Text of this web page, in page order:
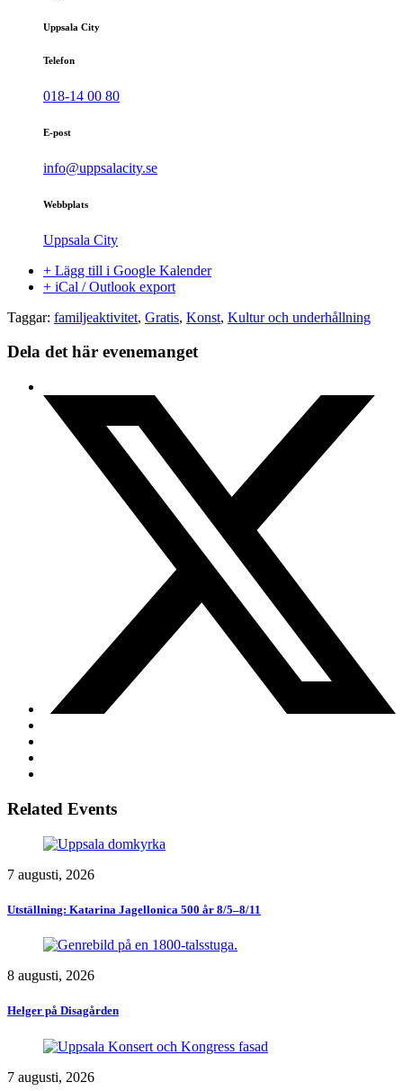
Uppsala City
Telefon
018-14 00 80
E-post
info@uppsalacity.se
Webbplats
Uppsala City
+ Lägg till i Google Kalender
+ iCal / Outlook export
Taggar: familjeaktivitet, Gratis, Konst, Kultur och underhållning
Dela det här evenemanget
Related Events
7 augusti, 2026
Utställning: Katarina Jagellonica 500 år 8/5–8/11
8 augusti, 2026
Helger på Disagården
7 augusti, 2026